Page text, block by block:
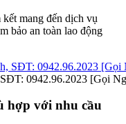
kết mang đến dịch vụ
bảo an toàn lao động
0942.96.2023 [Gọi
hợp với nhu cầu